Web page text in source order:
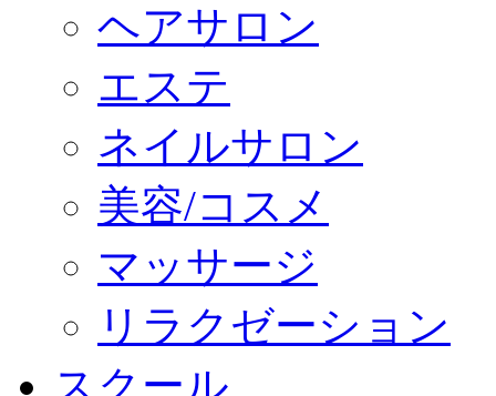
ヘアサロン
エステ
ネイルサロン
美容/コスメ
マッサージ
リラクゼーション
スクール